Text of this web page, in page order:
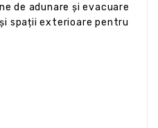
de adunare și evacuare
spații exterioare pentru